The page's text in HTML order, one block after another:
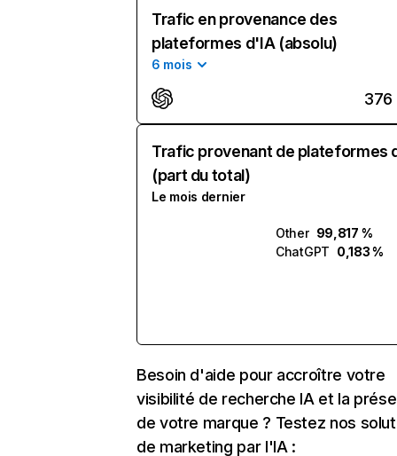
Trafic en provenance des
plateformes d'IA (absolu)
6 mois
376
Trafic provenant de plateformes
(part du total)
Le mois dernier
Other 99,817 %
ChatGPT 0,183 %
Besoin d'aide pour accroître votre
visibilité de recherche IA et la
de votre marque ? Testez nos
de marketing par l'IA :